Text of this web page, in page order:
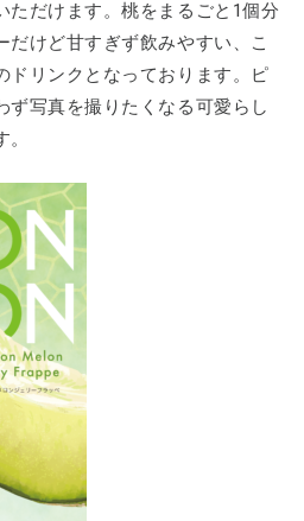
ただけます。桃をまるごと1個分
だけど甘すぎず飲みやすい、こ
ドリンクとなっております。ピ
ず写真を撮りたくなる可愛らし